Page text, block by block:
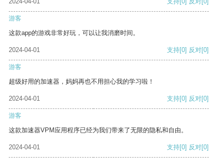
游客
这款app的游戏非常好玩，可以让我消磨时间。
2024-04-01 支持[0] 反对[0]
游客
超级好用的加速器，妈妈再也不用担心我的学习啦！
2024-04-01 支持[0] 反对[0]
游客
这款加速器VPM应用程序已经为我们带来了无限的隐私和自由。
2024-04-01 支持[0] 反对[0]